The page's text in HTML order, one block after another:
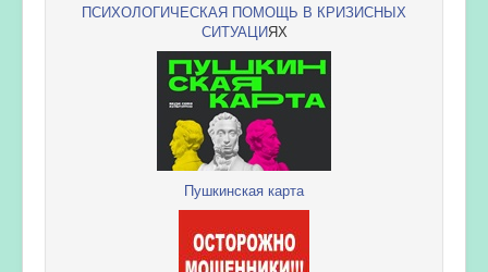
ПСИХОЛОГИЧЕСКАЯ ПОМОЩЬ В КРИЗИСНЫХ
СИТУАЦИЯХ
Пушкинская карта